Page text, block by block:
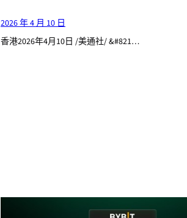
2026 年 4 月 10 日
香港2026年4月10日 /美通社/ &#821…